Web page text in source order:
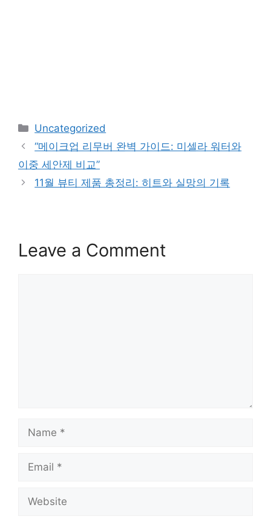
Categories
Uncategorized
“메이크업 리무버 완벽 가이드: 미셀라 워터와
이중 세안제 비교”
11월 뷰티 제품 총정리: 히트와 실망의 기록
Leave a Comment